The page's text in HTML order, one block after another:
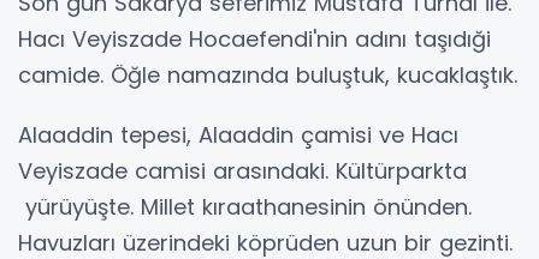
Hacı Veyiszade Hocaefendi'nin adını taşıdıği
camide. Öğle namazında buluştuk, kucaklaştık.
Alaaddin tepesi, Alaaddin çamisi ve Hacı
Veyiszade camisi arasındaki. Kültürparkta
yürüyüşte. Millet kıraathanesinin önünden.
Havuzları üzerindeki köprüden uzun bir gezinti.